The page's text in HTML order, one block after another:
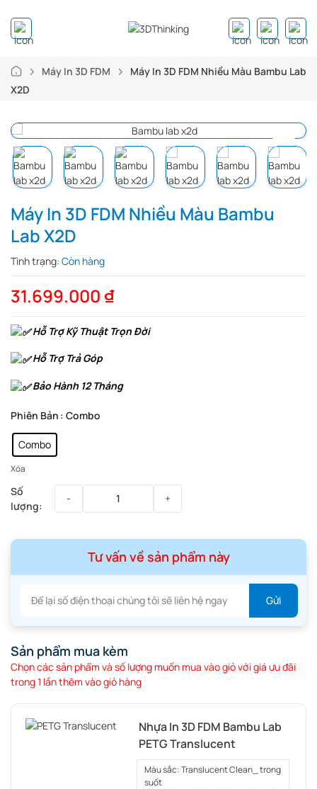
Máy In 3D FDM
Máy In 3D FDM Nhiều Màu Bambu Lab
X2D
Máy In 3D FDM Nhiều Màu Bambu
Lab X2D
Tình trạng: Còn hàng
31.699.000 ₫
Hỗ Trợ Kỹ Thuật Trọn Đời
Hỗ Trợ Trả Góp
Bảo Hành 12 Tháng
Phiên Bản : Combo
Combo
Xóa
Tư vấn về sản phẩm này
Sản phẩm mua kèm
Chọn các sản phẩm và số lượng muốn mua vào giỏ với giá ưu đãi
trong 1 lần thêm vào giỏ hàng
Nhựa In 3D FDM Bambu Lab
PETG Translucent
Màu sắc: Translucent Clean_ trong
suốt